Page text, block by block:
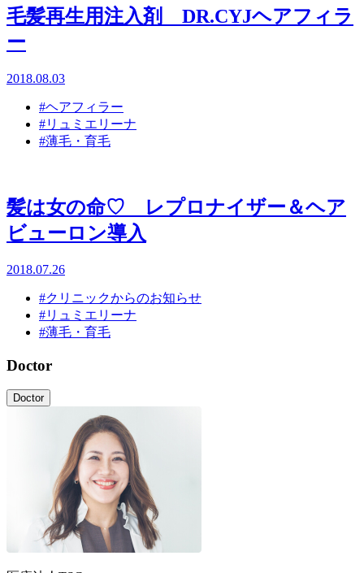
毛髪再生用注入剤 DR.CYJヘアフィラ
ー
2018.08.03
#ヘアフィラー
#リュミエリーナ
#薄毛・育毛
髪は女の命♡ レプロナイザー＆ヘア
ビューロン導入
2018.07.26
#クリニックからのお知らせ
#リュミエリーナ
#薄毛・育毛
Doctor
Doctor